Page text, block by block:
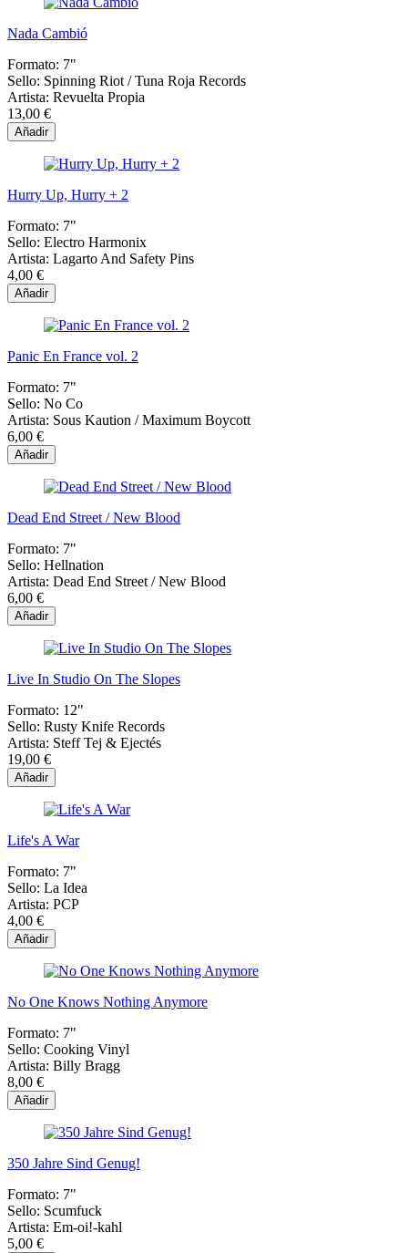
Nada Cambió
Formato: 7"
Sello: Spinning Riot / Tuna Roja Records
Artista: Revuelta Propia
13,00 €
Añadir
Hurry Up, Hurry + 2
Formato: 7"
Sello: Electro Harmonix
Artista: Lagarto And Safety Pins
4,00 €
Añadir
Panic En France vol. 2
Formato: 7"
Sello: No Co
Artista: Sous Kaution / Maximum Boycott
6,00 €
Añadir
Dead End Street / New Blood
Formato: 7"
Sello: Hellnation
Artista: Dead End Street / New Blood
6,00 €
Añadir
Live In Studio On The Slopes
Formato: 12"
Sello: Rusty Knife Records
Artista: Steff Tej & Ejectés
19,00 €
Añadir
Life's A War
Formato: 7"
Sello: La Idea
Artista: PCP
4,00 €
Añadir
No One Knows Nothing Anymore
Formato: 7"
Sello: Cooking Vinyl
Artista: Billy Bragg
8,00 €
Añadir
350 Jahre Sind Genug!
Formato: 7"
Sello: Scumfuck
Artista: Em-oi!-kahl
5,00 €